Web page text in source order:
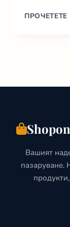
Вашият
пазаруване.